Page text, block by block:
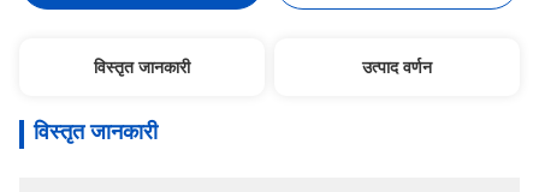
विस्तृत जानकारी उत्पाद वर्णन
विस्तृत जानकारी